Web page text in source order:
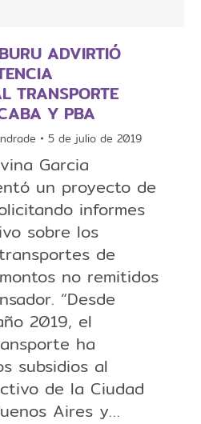
ADVIRTIÓ
TRANSPORTE
Y PBA
5 de julio de 2019
Garcia
un proyecto de
informes
sobre los
de
no remitidos
“Desde
2019, el
ha
subsidios al
de la Ciudad
Aires y…